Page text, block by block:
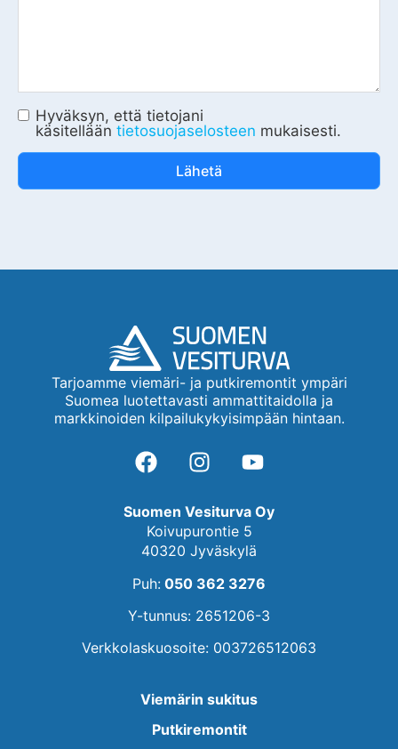
Hyväksyn, että tietojani
käsitellään tietosuojaselosteen mukaisesti.
Lähetä
Tarjoamme viemäri- ja putkiremontit ympäri
Suomea luotettavasti ammattitaidolla ja
markkinoiden kilpailukykyisimpään hintaan.
Suomen Vesiturva Oy
Koivupurontie 5
40320 Jyväskylä
Puh: 050 362 3276
Y-tunnus: 2651206-3
Verkkolaskuosoite: 003726512063
Viemärin sukitus
Putkiremontit